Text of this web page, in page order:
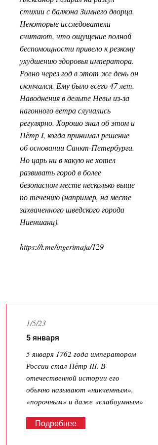
стихии с балкона Зимнего дворца.
Некоторые исследователи
считают, что ощущение полной
беспомощности привело к резкому
ухудшению здоровья императора.
Ровно через год в этот же день он
скончался. Ему было всего 47 лет.
Наводнения в дельте Невы из-за
нагонного ветра случались
регулярно. Хорошо знал об этом и
Пётр I, когда принимал решение
об основании Санкт-Петербурга.
Но царь ни в какую не хотел
развивать город в более
безопасном месте несколько выше
по течению (например, на месте
захваченного шведского города
Ниеншанц).
https://t.me/ingerimaja/129
1/5/23
5 января
5 января 1762 года императором
России стал Пётр III. В
отечественной истории его
обычно называют «никчемным»,
«порочным» и даже «слабоумным»
Подробнее